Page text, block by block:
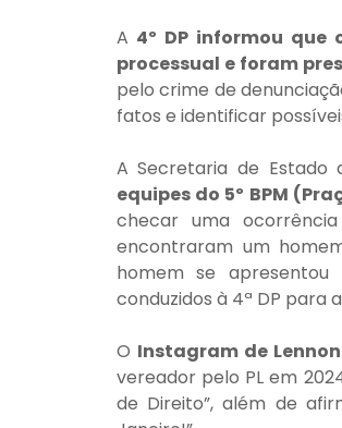
A 4º DP informou
processual e foram
pelo crime de
fatos e identificar
equipes do 5º BPM
checar uma
encontraram um
homem se
conduzidos à 4ª DP para
O Instagram de
vereador pelo PL em
de Direito”, além de